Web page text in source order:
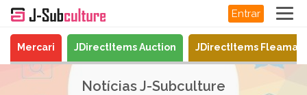
Entrar
Mercari JDirectItems Auction JDirectItems
Notícias J-Subculture